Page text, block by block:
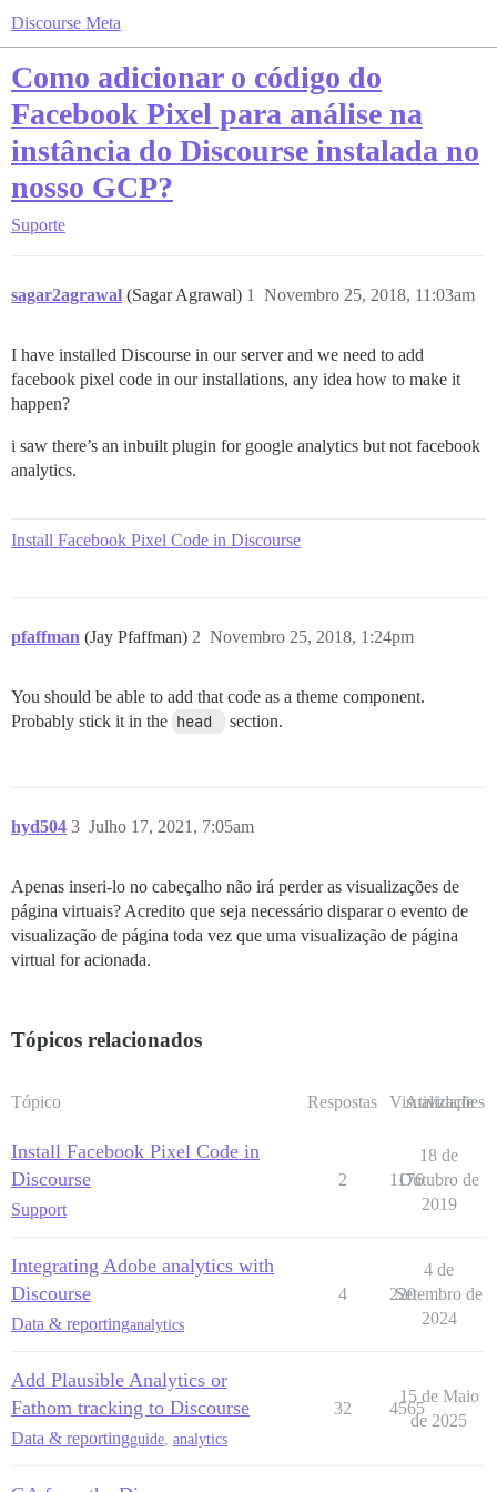
Discourse Meta
Como adicionar o código do
Facebook Pixel para análise na
instância do Discourse instalada no
nosso GCP?
Suporte
sagar2agrawal (Sagar Agrawal) Novembro 25, 2018, 11:03am
1
I have installed Discourse in our server and we need to add
facebook pixel code in our installations, any idea how to make it
happen?
i saw there’s an inbuilt plugin for google analytics but not facebook
analytics.
Install Facebook Pixel Code in Discourse
pfaffman (Jay Pfaffman) Novembro 25, 2018, 1:24pm
2
You should be able to add that code as a theme component.
Probably stick it in the head section.
hyd504 Julho 17, 2021, 7:05am
3
Apenas inseri-lo no cabeçalho não irá perder as visualizações de
página virtuais? Acredito que seja necessário disparar o evento de
visualização de página toda vez que uma visualização de página
virtual for acionada.
Tópicos relacionados
Tópico Respostas Visualizações
Atividade
Install Facebook Pixel Code in
Discourse
Support
2 1176
18 de
Outubro de
2019
Integrating Adobe analytics with
Discourse
Data & reportinganalytics
4 220
4 de
Setembro de
2024
Add Plausible Analytics or
Fathom tracking to Discourse
Data & reportingguide analytics
32 4565
15 de Maio
de 2025